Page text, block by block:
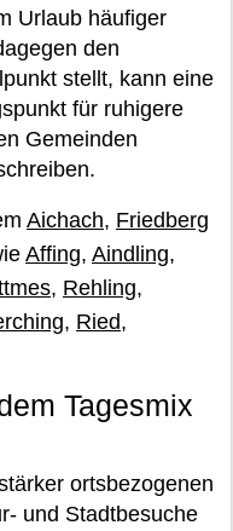
Urlaub häufiger
den
stellt, kann eine
für ruhigere
Gemeinden
Aichach, Friedberg
Affing, Aindling,
, Rehling,
, Ried,
Tagesmix
ortsbezogenen
und Stadtbesuche